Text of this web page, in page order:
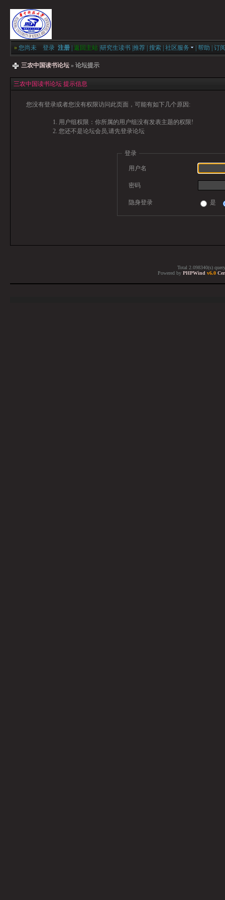
» 您尚未 登录 注册 返回主站 研究生读书 推荐 搜索 社区服务 帮助 订
三农中国读书论坛 » 论坛提示
三农中国读书论坛 提示信息
您没有登录或者您没有权限访问此页面，可能有如下几个原因:
用户组权限：你所属的用户组没有发表主题的权限!
您还不是论坛会员,请先登录论坛
登录
用户名
密码
隐身登录 是
Total 2.098340(s)
Powered by PHPWind v6.0